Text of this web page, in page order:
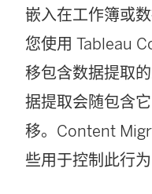
嵌入在工作簿或
您使用 Tableau
移包含数据提取
据提取会随包含
移。 Content
些用于控制此行为